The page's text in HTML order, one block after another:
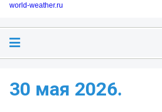
world-weather.ru
30 мая 2026.